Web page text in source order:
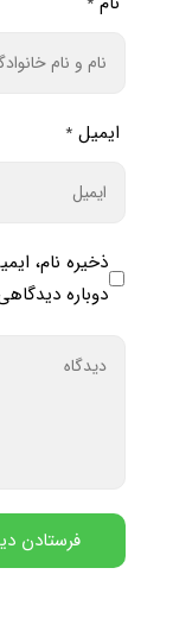
ایمیل *
ذخیره نام،
دوباره